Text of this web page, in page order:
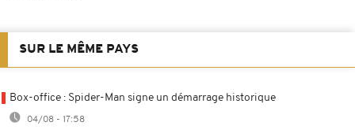
SUR LE MÊME PAYS
Box-office : Spider-Man signe un démarrage historique
04/08 - 17:58